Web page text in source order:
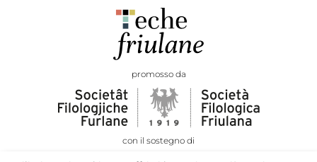
promosso da
con il sostegno di